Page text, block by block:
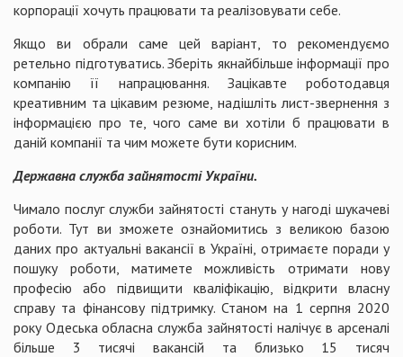
корпорації хочуть працювати та реалізовувати себе.
Якщо ви обрали саме цей варіант, то рекомендуємо
ретельно підготуватись. Зберіть якнайбільше інформації про
компанію її напрацювання. Зацікавте роботодавця
креативним та цікавим резюме, надішліть лист-звернення з
інформацією про те, чого саме ви хотіли б працювати в
даній компанії та чим можете бути корисним.
Державна служба зайнятості України.
Чимало послуг служби зайнятості стануть у нагоді шукачеві
роботи. Тут ви зможете ознайомитись з великою базою
даних про актуальні вакансії в Україні, отримаєте поради у
пошуку роботи, матимете можливість отримати нову
професію або підвищити кваліфікацію, відкрити власну
справу та фінансову підтримку. Станом на 1 серпня 2020
року Одеська обласна служба зайнятості налічує в арсеналі
більше 3 тисячі вакансій та близько 15 тисяч